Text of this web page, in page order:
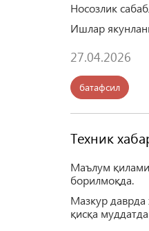
Носозлик
Ишлар
27.04.2026
батафсил
Техник
Маълум
борилмоқда.
Мазкур даврда
қисқа